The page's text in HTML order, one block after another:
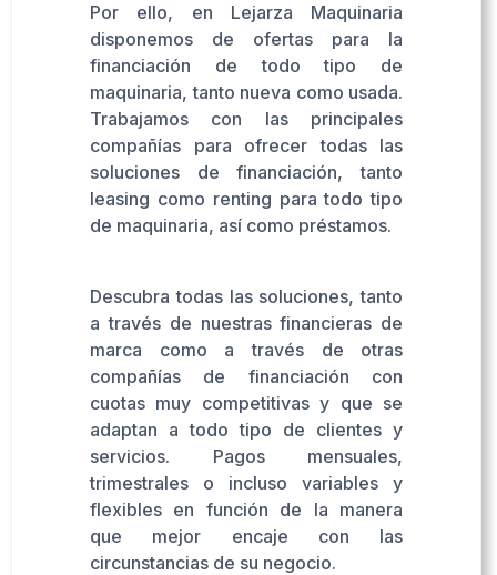
Por ello, en Lejarza Maquinaria
disponemos de ofertas para la
financiación de todo tipo de
maquinaria, tanto nueva como usada.
Trabajamos con las principales
compañías para ofrecer todas las
soluciones de financiación, tanto
leasing como renting para todo tipo
de maquinaria, así como préstamos.
Descubra todas las soluciones, tanto
a través de nuestras financieras de
marca como a través de otras
compañías de financiación con
cuotas muy competitivas y que se
adaptan a todo tipo de clientes y
servicios. Pagos mensuales,
trimestrales o incluso variables y
flexibles en función de la manera
que mejor encaje con las
circunstancias de su negocio.